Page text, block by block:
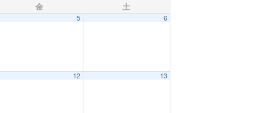
金 土
5 6
12 13